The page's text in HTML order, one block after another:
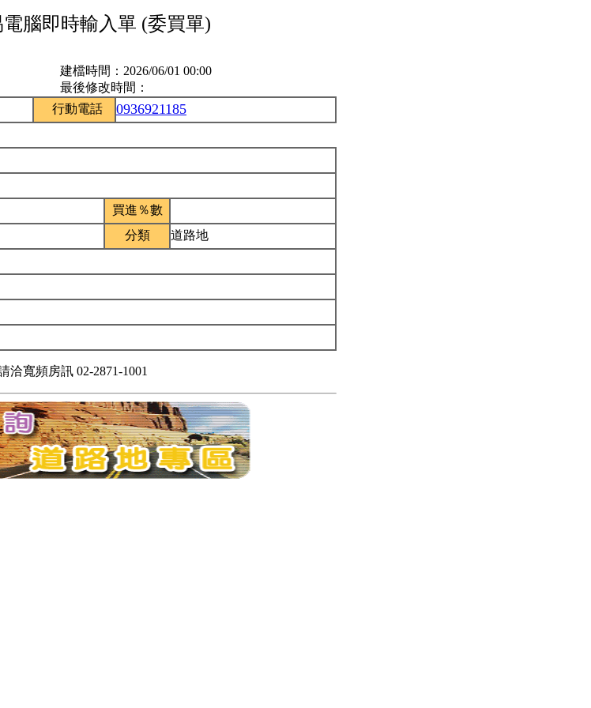
腦即時輸入單 (委買單)
建檔時間： 2026/06/01 00:00
最後修改時間：
行動電話 0936921185
買進％數
分類
道路地
洽寬頻房訊 02-2871-1001